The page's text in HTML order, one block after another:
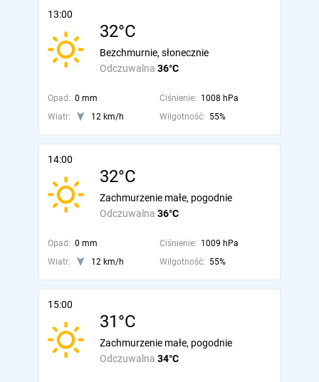
13:00
32°C
Odczuwalna 36°C
Bezchmurnie, słonecznie
Opad: 0 mm Ciśnienie: 1008 hPa
Wiatr:
12 km/h Wilgotność: 55%
14:00
32°C
Odczuwalna 36°C
Zachmurzenie małe, pogodnie
Opad: 0 mm Ciśnienie: 1009 hPa
Wiatr:
12 km/h Wilgotność: 55%
15:00
31°C
Odczuwalna 34°C
Zachmurzenie małe, pogodnie